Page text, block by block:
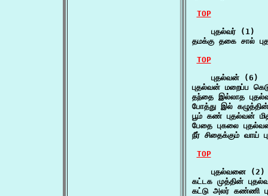
TOP
    புதல்வர் (1)
தமக்கு தகை சால்
TOP
    புதல்வன் (6)
புதல்வன் மறைப்ப
தந்தை இல்லாத
போத்து இல்
பூம் கண் புதல்வன்
பேதை புகலை
நீர் சிதைக்கும் வாய்
TOP
    புதல்வனை (2)
கட்டக முத்தின்
கட்டு அலர் கண்ணி